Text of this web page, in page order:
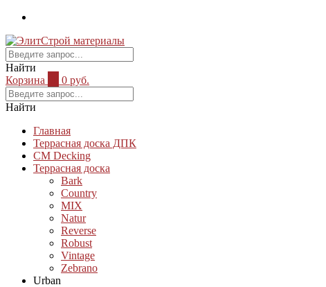
Найти
Корзина
0 руб.
Найти
Главная
Террасная доска ДПК
CM Decking
Террасная доска
Bark
Country
MIX
Natur
Reverse
Robust
Vintage
Zebrano
Urban